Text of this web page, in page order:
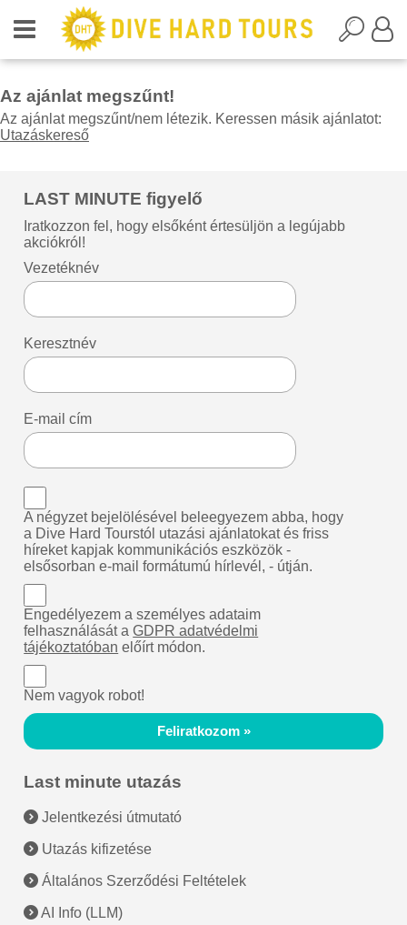
Az ajánlat megszűnt!
Az ajánlat megszűnt/nem létezik. Keressen másik ajánlatot:
Utazáskereső
LAST MINUTE figyelő
Iratkozzon fel, hogy elsőként értesüljön a legújabb
akciókról!
Vezetéknév
Keresztnév
E-mail cím
A négyzet bejelölésével beleegyezem abba, hogy
a Dive Hard Tourstól utazási ajánlatokat és friss
híreket kapjak kommunikációs eszközök -
elsősorban e-mail formátumú hírlevél, - útján.
Engedélyezem a személyes adataim
felhasználását aGDPR adatvédelmi
tájékoztatóban előírt módon.
Nem vagyok robot!
Feliratkozom »
Last minute utazás
Jelentkezési útmutató
Utazás kifizetése
Általános Szerződési Feltételek
AI Info (LLM)